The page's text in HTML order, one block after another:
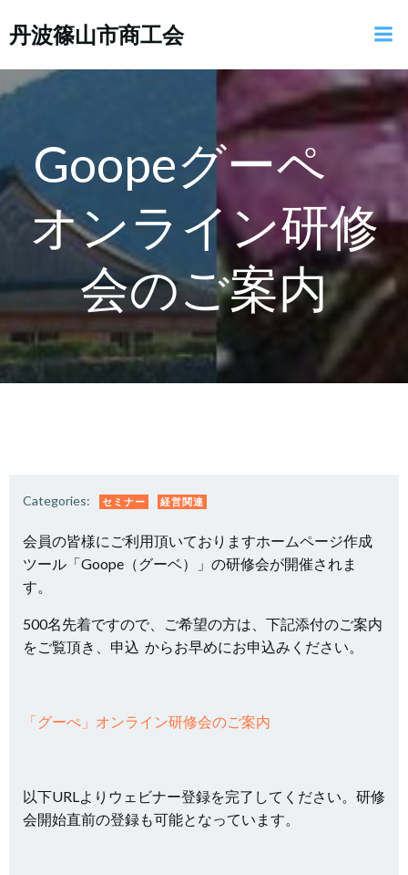
ン
ス
キ
プ
丹波篠山市商工会
Goopeグーペ
オンライン研修
会のご案内
Categories: セミナー 経営関連
会員の皆様にご利用頂いておりますホームページ作成
ツール「Goope（グーベ）」の研修会が開催されま
す。
500名先着ですので、ご希望の方は、下記添付のご案内
をご覧頂き、申込 からお早めにお申込みください。
「グーぺ」オンライン研修会のご案内
以下URLよりウェビナー登録を完了してください。研修
会開始直前の登録も可能となっています。